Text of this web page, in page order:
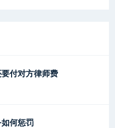
付对方律师费
何惩罚